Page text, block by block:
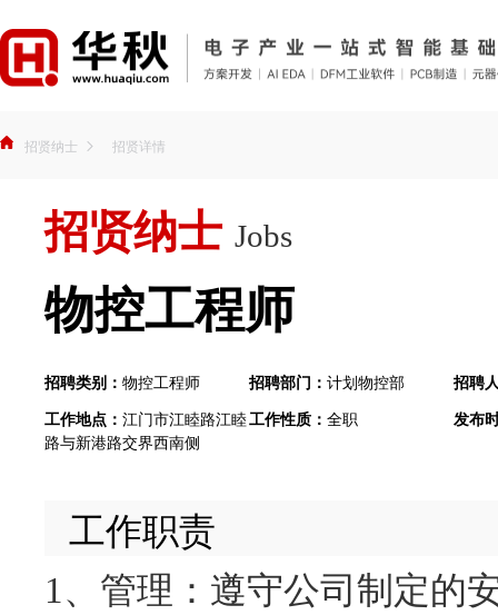
招贤纳士 招贤详情
招贤纳士 Jobs
物控工程师
招聘类别： 物控工程师 招聘部门： 计划物控部
招聘
工作地点： 江门市江睦路江睦
路与新港路交界西南侧
工作性质： 全职 发布
工作职责
1、管理：遵守公司制定的